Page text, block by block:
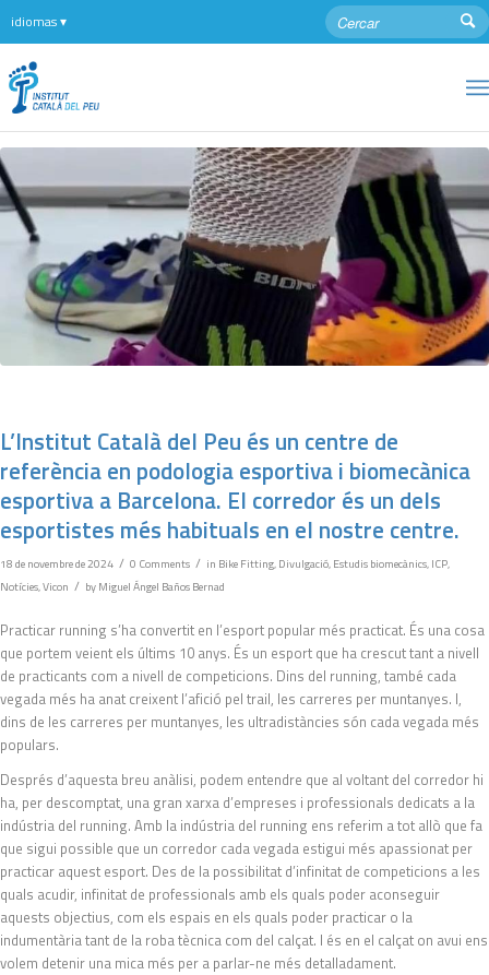
L’Institut Català del Peu és un centre de
referència en podologia esportiva i biomecànica
esportiva a Barcelona. El corredor és un dels
esportistes més habituals en el nostre centre.
18 de novembre de 2024 / 0 Comments / in Bike Fitting,Divulgació,Estudis biomecànics,ICP,
Notícies,Vicon / byMiguel Ángel Baños Bernad
Practicar running s’ha convertit en l’esport popular més practicat. És una cosa
que portem veient els últims 10 anys. És un esport que ha crescut tant a nivell
de practicants com a nivell de competicions. Dins del running, també cada
vegada més ha anat creixent l’afició pel trail, les carreres per muntanyes. I,
dins de les carreres per muntanyes, les ultradistàncies són cada vegada més
populars.
Després d’aquesta breu anàlisi, podem entendre que al voltant del corredor hi
ha, per descomptat, una gran xarxa d’empreses i professionals dedicats a la
indústria del running. Amb la indústria del running ens referim a tot allò que fa
que sigui possible que un corredor cada vegada estigui més apassionat per
practicar aquest esport. Des de la possibilitat d’infinitat de competicions a les
quals acudir, infinitat de professionals amb els quals poder aconseguir
aquests objectius, com els espais en els quals poder practicar o la
indumentària tant de la roba tècnica com del calçat. I és en el calçat on avui ens
volem detenir una mica més per a parlar-ne més detalladament.